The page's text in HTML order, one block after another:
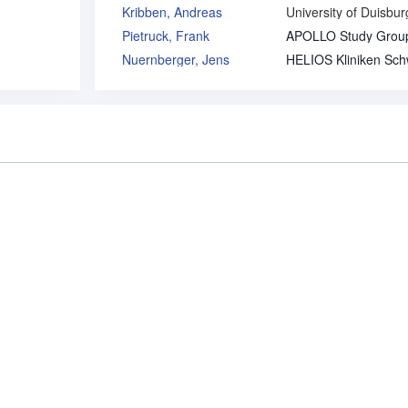
Kribben, Andreas
Pietruck, Frank
APOLLO Study
Nuernberger, Jens